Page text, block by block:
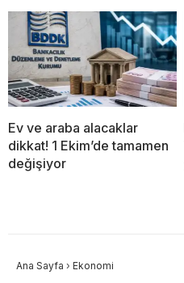
Ev ve araba alacaklar
dikkat! 1 Ekim’de tamamen
değişiyor
Ana Sayfa › Ekonomi